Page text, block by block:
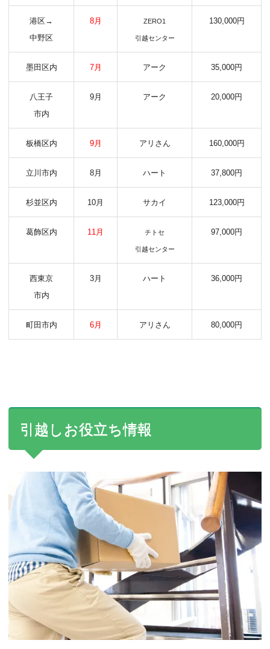
港区→
中野区
8月 ZERO1
引越センター
130,000円
墨田区内 7月 アーク 35,000円
八王子
市内
9月 アーク 20,000円
板橋区内 9月 アリさん 160,000円
立川市内 8月 ハート 37,800円
杉並区内 10月 サカイ 123,000円
葛飾区内 11月 チトセ
引越センター
97,000円
西東京
市内
3月 ハート 36,000円
町田市内 6月 アリさん 80,000円
引越しお役立ち情報